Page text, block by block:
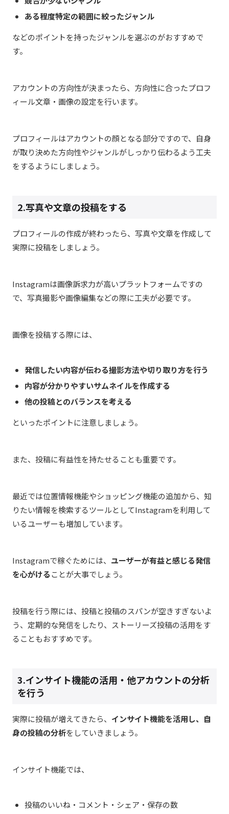
ある程度特定の範囲に絞ったジャンル
などのポイントを持ったジャンルを選ぶのがおすすめで
す。
アカウントの方向性が決まったら、方向性に合ったプロフ
ィール文章・画像の設定を行います。
プロフィールはアカウントの顔となる部分ですので、自身
が取り決めた方向性やジャンルがしっかり伝わるよう工夫
をするようにしましょう。
2.写真や文章の投稿をする
プロフィールの作成が終わったら、写真や文章を作成して
実際に投稿をしましょう。
Instagramは画像訴求力が高いプラットフォームですの
で、写真撮影や画像編集などの際に工夫が必要です。
画像を投稿する際には、
発信したい内容が伝わる撮影方法や切り取り方を行う
内容が分かりやすいサムネイルを作成する
他の投稿とのバランスを考える
といったポイントに注意しましょう。
また、投稿に有益性を持たせることも重要です。
最近では位置情報機能やショッピング機能の追加から、知
りたい情報を検索するツールとしてInstagramを利用して
いるユーザーも増加しています。
Instagramで稼ぐためには、 ユーザーが有益と感じる発信
を心がけることが大事でしょう。
投稿を行う際には、投稿と投稿のスパンが空きすぎないよ
う、定期的な発信をしたり、ストーリーズ投稿の活用をす
ることもおすすめです。
3.インサイト機能の活用・他アカウントの分析
を行う
実際に投稿が増えてきたら、 インサイト機能を活用し、自
身の投稿の分析をしていきましょう。
インサイト機能では、
投稿のいいね・コメント・シェア・保存の数